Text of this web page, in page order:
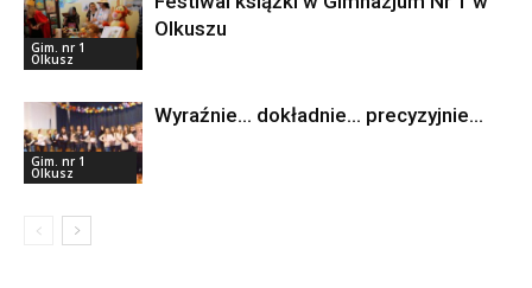
Gim. nr 1
Olkusz
Olkuszu
Gim. nr 1
Olkusz
Wyraźnie… dokładnie… precyzyjnie…